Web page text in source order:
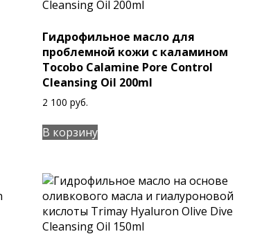
Гидрофильное масло для
проблемной кожи с каламином
Tocobo Calamine Pore Control
Cleansing Oil 200ml
2 100 руб.
В корзину